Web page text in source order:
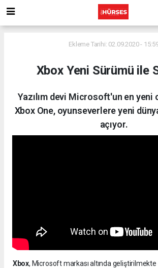
Ekleme Tarihi: 02.09.2020 -
Xbox Yeni Sürümü ile
Yazılım devi Microsoft'un en yeni
Xbox One, oyunseverlere yeni
açıyor.
Xbox, Microsoft markası altında